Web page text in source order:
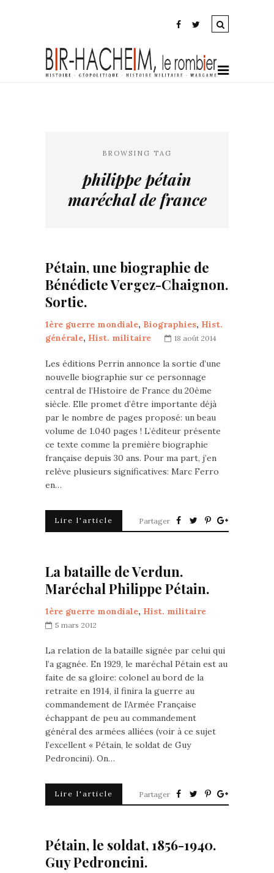
BROWSING TAG
philippe pétain
maréchal de france
Pétain, une biographie de
Bénédicte Vergez-Chaignon.
Sortie.
1ère guerre mondiale, Biographies, Hist.
générale, Hist. militaire 18 août 2014
Les éditions Perrin annonce la sortie d’une
nouvelle biographie sur ce personnage
central de l’Histoire de France du 20ème
siècle. Elle promet d’être importante déjà
par le nombre de pages proposé: un beau
volume de 1.040 pages ! L’éditeur présente
ce texte comme la première biographie
française depuis 30 ans. Pour ma part, j’en
relève plusieurs significatives: Marc Ferro
en…
Lire l'article Partager
La bataille de Verdun.
Maréchal Philippe Pétain.
1ère guerre mondiale, Hist. militaire
5 mars 2012
La relation de la bataille signée par celui qui
l’a gagnée. En 1929, le maréchal Pétain est au
faite de sa gloire: colonel au bord de la
retraite en 1914, il finira la guerre au
commandement de l’Armée Française
échappant de peu au commandement
général des armées alliées (voir à ce sujet
l’excellent « Pétain, le soldat de Guy
Pedroncini). On…
Lire l'article Partager
Pétain, le soldat, 1856-1940.
Guy Pedroncini.